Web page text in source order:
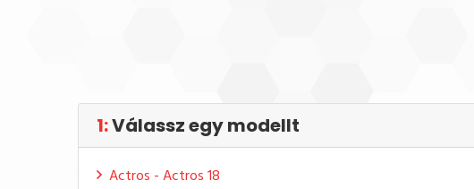
1:Válassz egy modellt
Actros - Actros 18